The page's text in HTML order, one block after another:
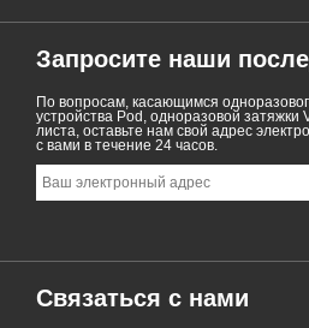
Запросите наши
По вопросам, касающимся
устройства Pod, одноразовой затяжки
листа, оставьте нам свой адрес
с вами в течение 24 часов.
Связаться с нами